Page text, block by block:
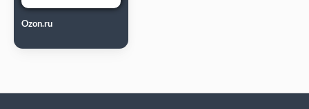
Ozon.ru